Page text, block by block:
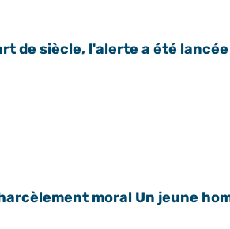
de siècle, l'alerte a été
moral Un jeune